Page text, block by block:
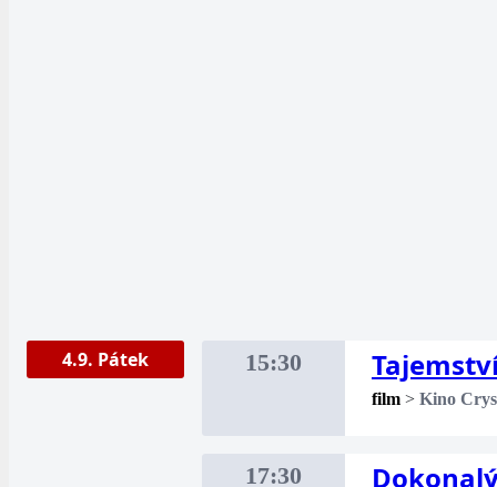
4.9. Pátek 15:30
film > Kino
17:30